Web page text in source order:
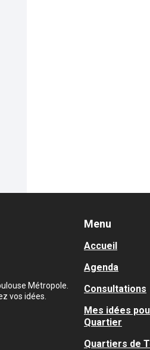
Métropole.
vos idées.
Menu
Accueil
Agenda
Consultations
Mes idées
Quartier
Quartiers de